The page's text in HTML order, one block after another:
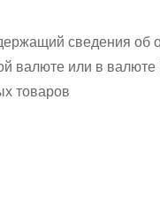
сведения об
валюте или в
товаров